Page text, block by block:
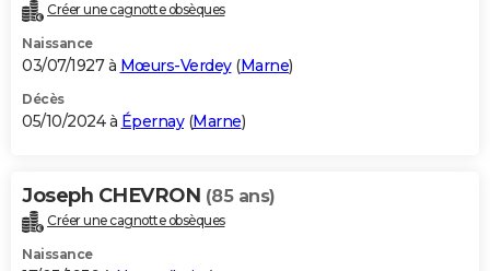
Créer une cagnotte obsèques
Naissance
03/07/1927 à Mœurs-Verdey(Marne)
Décès
05/10/2024 à Épernay(Marne)
Joseph CHEVRON (85 ans)
Créer une cagnotte obsèques
Naissance